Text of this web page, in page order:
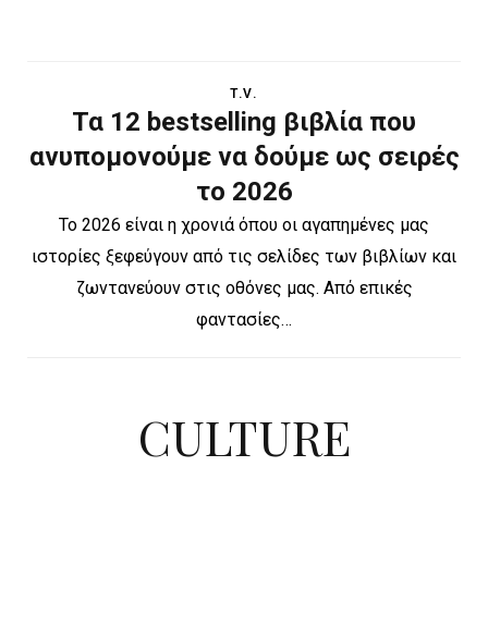
T.V.
Τα 12 bestselling βιβλία που
ανυπομονούμε να δούμε ως σειρές
το 2026
Το 2026 είναι η χρονιά όπου οι αγαπημένες μας
ιστορίες ξεφεύγουν από τις σελίδες των βιβλίων και
ζωντανεύουν στις οθόνες μας. Από επικές
φαντασίες…
CULTURE